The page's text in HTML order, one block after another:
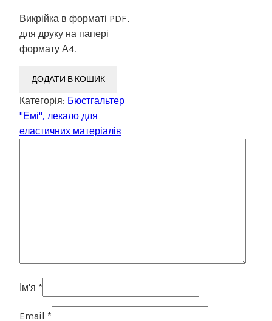
Викрійка в форматі PDF,
для друку на папері
формату А4.
ДОДАТИ В КОШИК
Категорія: Бюстгальтер
"Емі", лекало для
еластичних матеріалів
Ім'я *
Email *